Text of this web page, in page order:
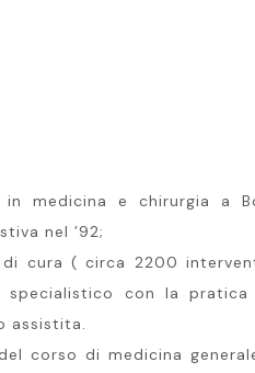
medicina e chirurgia a
nel ’92;
cura ( circa 2200
con la pratica
assistita.
corso di medicina